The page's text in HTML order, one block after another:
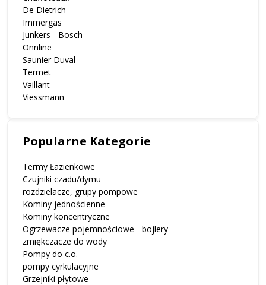
De Dietrich
Immergas
Junkers - Bosch
Onnline
Saunier Duval
Termet
Vaillant
Viessmann
Popularne Kategorie
Termy Łazienkowe
Czujniki czadu/dymu
rozdzielacze, grupy pompowe
Kominy jednościenne
Kominy koncentryczne
Ogrzewacze pojemnościowe - bojlery
zmiękczacze do wody
Pompy do c.o.
pompy cyrkulacyjne
Grzejniki płytowe